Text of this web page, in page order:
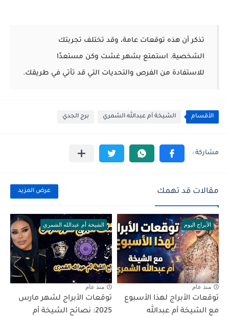
تذكر أن هذه توقعات عامة، وقد تختلف تجربتك
الشخصية. استمتع بشهر غشت وكن مستعدًا
للاستفادة من الفرص والتحديات التي قد تأتي في طريقك.
الأقسام الشيخة أم عبدالله الشمري برج الجدي
مقالات قد تهمك عرض المزيد
الأبراج اليوم
منذ عام
توقعات الأبراج لهذا الأسبوع
مع الشيخة أم عبدالله
الشيخة أم عبدالله الشمري
منذ عام
توقعات الأبراج لشهر مارس
2025: نصائح الشيخة أم